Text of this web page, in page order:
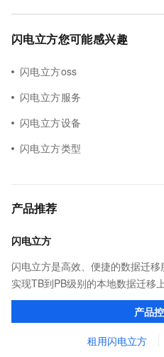
闪电立方您可能感兴趣
闪电立方oss
闪电立方服务
闪电立方设备
闪电立方类型
产品推荐
闪电立方
闪电立方是高效、便捷的数据迁
实现TB到PB级别的本地数据迁移
云对象存储，文件存储和本地数
产品
租用闪电立方